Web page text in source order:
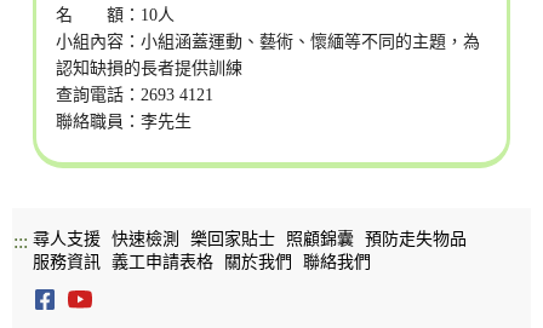
名 額：10人
小組內容：小組涵蓋運動、藝術、懷緬等不同的主題，為
認知缺損的長者提供訓練
查詢電話：2693 4121
聯絡職員：李先生
::: 尋人支援 快速檢測 樂回家貼士 照顧錦囊
預防走失物品
服務資訊
義工申請表格 關於我們 聯絡我們